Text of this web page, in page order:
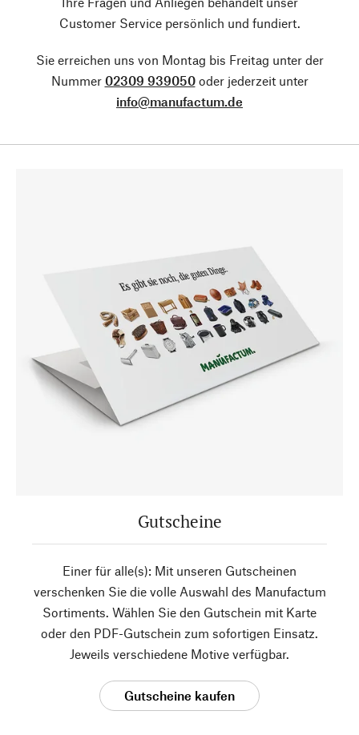
Customer Service persönlich und fundiert.
Sie erreichen uns von Montag bis Freitag unter der
Nummer 02309 939050oder jederzeit unter
info@manufactum.de
Gutscheine
Einer für alle(s): Mit unseren Gutscheinen
verschenken Sie die volle Auswahl des Manufactum
Sortiments. Wählen Sie den Gutschein mit Karte
oder den PDF-Gutschein zum sofortigen Einsatz.
Jeweils verschiedene Motive verfügbar.
Gutscheine kaufen